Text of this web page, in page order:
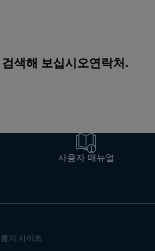
색해 보십시오연락처 .
사용자 매뉴얼
기 사이트